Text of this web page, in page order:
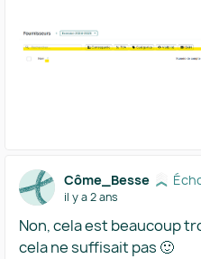
Côme_Besse
il y a 2 ans
Non, cela est beaucoup
cela ne suffisait pas 🙂